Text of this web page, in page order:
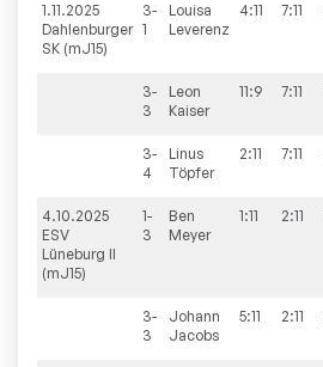
1.11.2025
Dahlenburger
SK (mJ15)
3-
1
Louisa
Leverenz
4:11 7:11
3-
3
Leon
Kaiser
11:9 7:11
3-
4
Linus
Töpfer
2:11 7:11
4.10.2025
ESV
Lüneburg II
(mJ15)
1-
3
Ben
Meyer
1:11 2:11
3-
3
Johann
Jacobs
5:11 2:11